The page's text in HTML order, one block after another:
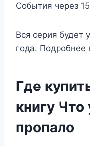
События через
Вся серия будет
года. Подробнее
Где
книгу
пропало